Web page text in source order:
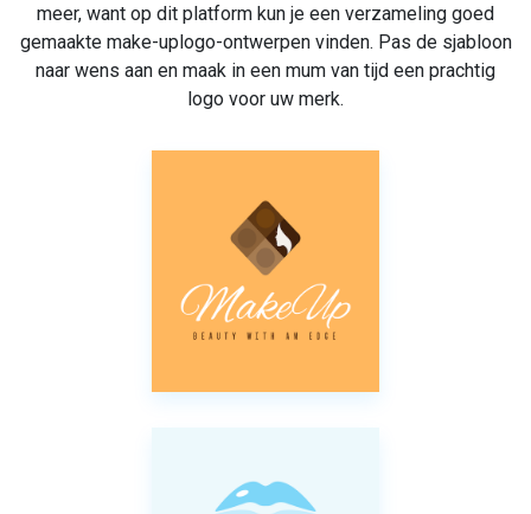
meer, want op dit platform kun je een verzameling goed
gemaakte make-uplogo-ontwerpen vinden. Pas de sjabloon
naar wens aan en maak in een mum van tijd een prachtig
logo voor uw merk.